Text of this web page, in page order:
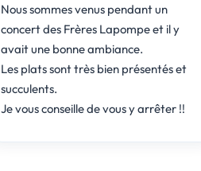
Nous sommes venus pendant un
concert des Frères Lapompe et il y
avait une bonne ambiance.
Les plats sont très bien présentés et
succulents.
Je vous conseille de vous y arrêter !!